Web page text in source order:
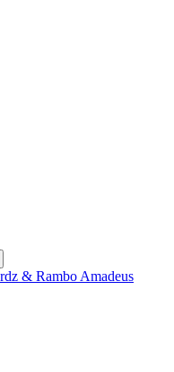
& Rambo Amadeus